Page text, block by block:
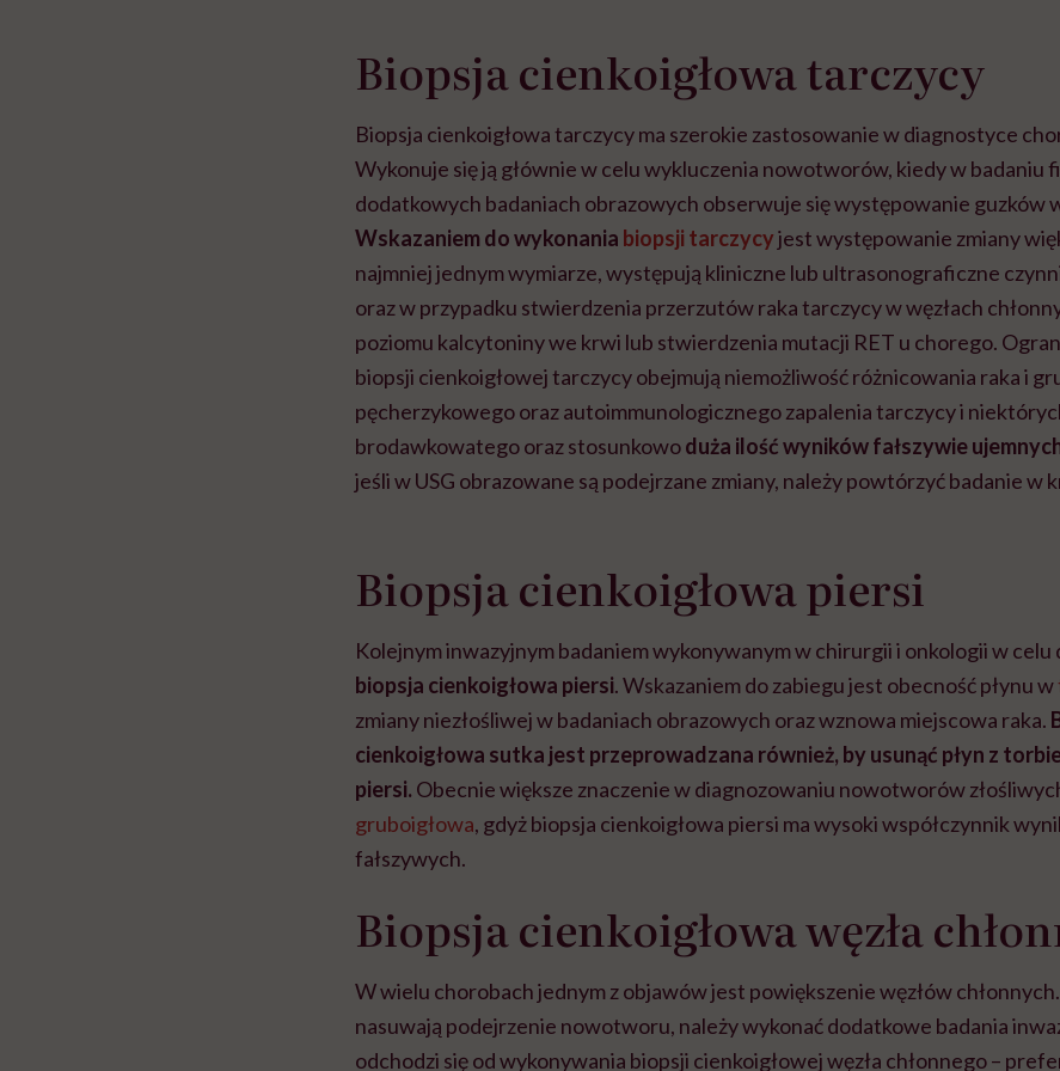
Biopsja cienkoigłowa tarczycy
Biopsja cienkoigłowa tarczycy ma szerokie zastosowanie w diagnostyce
Wykonuje się ją głównie w celu wykluczenia nowotworów, kiedy w badaniu
dodatkowych badaniach obrazowych obserwuje się występowanie guzków
Wskazaniem do wykonania biopsji tarczycyjest występowanie zmiany
najmniej jednym wymiarze, występują kliniczne lub ultrasonograficzne
oraz w przypadku stwierdzenia przerzutów raka tarczycy w węzłach
poziomu kalcytoniny we krwi lub stwierdzenia mutacji RET u chorego.
biopsji cienkoigłowej tarczycy obejmują niemożliwość różnicowania raka i
pęcherzykowego oraz autoimmunologicznego zapalenia tarczycy i
brodawkowatego oraz stosunkowoduża ilość wyników fałszywie
jeśli w USG obrazowane są podejrzane zmiany, należy powtórzyć badanie w
Biopsja cienkoigłowa piersi
Kolejnym inwazyjnym badaniem wykonywanym w chirurgii i onkologii w
biopsja cienkoigłowa piersi. Wskazaniem do zabiegu jest obecność płynu w
zmiany niezłośliwej w badaniach obrazowych oraz wznowa miejscowa raka.
cienkoigłowa sutka jest przeprowadzana również, by usunąć płyn z
piersi. Obecnie większe znaczenie w diagnozowaniu nowotworów
gruboigłowa, gdyż biopsja cienkoigłowa piersi ma wysoki współczynnik
fałszywych.
Biopsja cienkoigłowa węzła
W wielu chorobach jednym z objawów jest powiększenie węzłów
nasuwają podejrzenie nowotworu, należy wykonać dodatkowe badania
odchodzi się od wykonywania biopsji cienkoigłowej węzła chłonnego –